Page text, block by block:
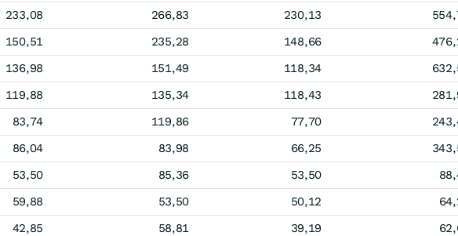
233,08 266,83 230,13
150,51 235,28 148,66
136,98 151,49 118,34
119,88 135,34 118,43
83,74 119,86 77,70
86,04 83,98 66,25
53,50 85,36 53,50
59,88 53,50 50,12
42,85 58,81 39,19